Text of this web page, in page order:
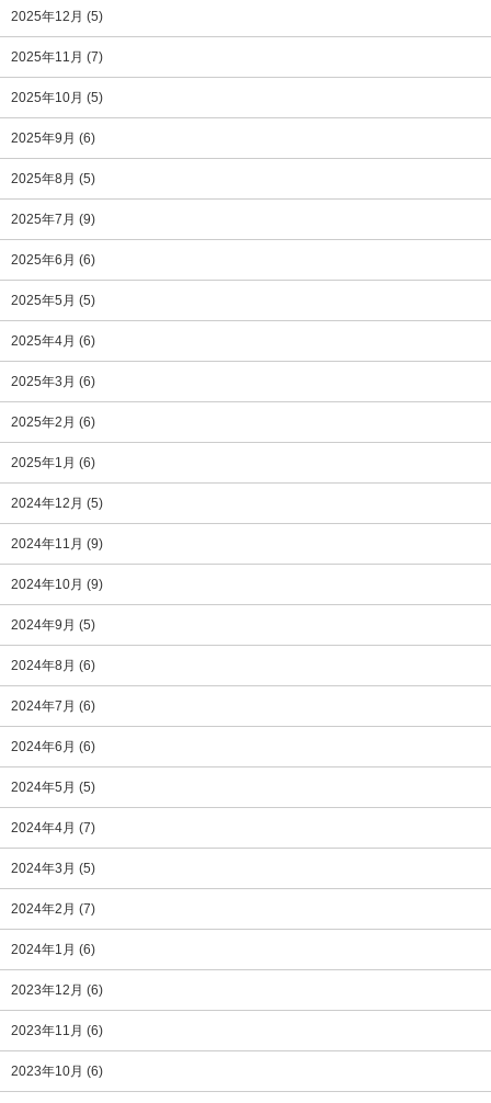
2025年12月 (5)
2025年11月 (7)
2025年10月 (5)
2025年9月 (6)
2025年8月 (5)
2025年7月 (9)
2025年6月 (6)
2025年5月 (5)
2025年4月 (6)
2025年3月 (6)
2025年2月 (6)
2025年1月 (6)
2024年12月 (5)
2024年11月 (9)
2024年10月 (9)
2024年9月 (5)
2024年8月 (6)
2024年7月 (6)
2024年6月 (6)
2024年5月 (5)
2024年4月 (7)
2024年3月 (5)
2024年2月 (7)
2024年1月 (6)
2023年12月 (6)
2023年11月 (6)
2023年10月 (6)